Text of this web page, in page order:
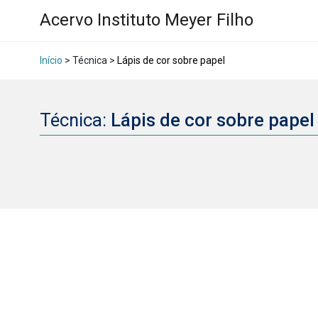
Acervo Instituto Meyer Filho
Início > Técnica > Lápis de cor sobre papel
Técnica: Lápis de cor sobre papel